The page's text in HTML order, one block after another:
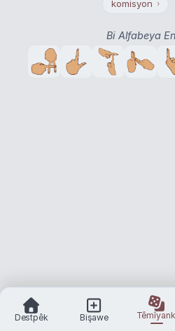
komisyon ›
Bi Alfabeya
Destpêk Bişawe